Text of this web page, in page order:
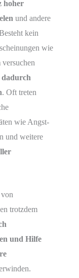
hoher
und andere
kein
wie
dadurch
. Oft treten
wie Angst-
und weitere
trotzdem
und Hilfe